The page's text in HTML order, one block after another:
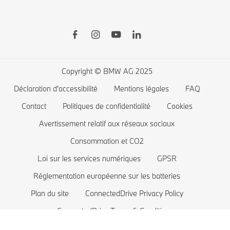
BMW Série 3
BMW Série 2
BMW Série 1
La famille BMW X1
BMW M
Voitures électriques BMW
Coût des voitures électriques
Batterie de voiture électrique
Copyright © BMW AG 2025
Déclaration d'accessibilité
Mentions légales
FAQ
Contact
Politiques de confidentialité
Cookies
Avertissement relatif aux réseaux sociaux
Consommation et CO2
Loi sur les services numériques
GPSR
Réglementation européenne sur les batteries
Plan du site
ConnectedDrive Privacy Policy
ConnectedDrive Terms & Conditions